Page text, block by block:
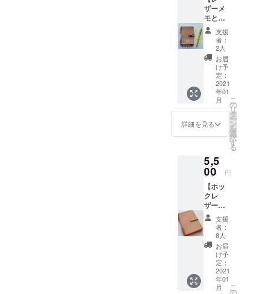
アハピネ
ス！はじめ
てのリング
ノート作
り」ワーク
ショップを
スタートし
ています。
す。 ②
こども
達へ
ノート
を１冊
お贈り
しま
す。 こ
ども達
へ贈る
ノート
には、
ご支援
前（イ
ニシャ
ル）を
記入さ
せて頂
きま
す。 ①
ポスト
カード
の図柄
は、お
楽し
み！
ザーメ
モとお
礼の
メッ
セージ
＋こど
も達へ
ノート
１冊】
①革表
紙（ナ
チュラ
ル）の
メモ帳
②こど
ノート
を１冊
お贈り
しま
す。 こ
ども達
へ贈る
ノート
には、
ご支援
いただ
いた方
のお名
前（イ
ニシャ
支援
者：
2人
お届
け予
定：
2021
年01
月
詳細を見る
こ
の
リ
タ
ー
ン
を
選
択
す
る
5,5
00 円
【ホッ
クレ
ザー
ノート
（B６サ
イズ）
とお礼
のメッ
セージ
＋こど
も達へ
ノート
支援
者：
8人
お届
け予
定：
2021
年01
月
こ